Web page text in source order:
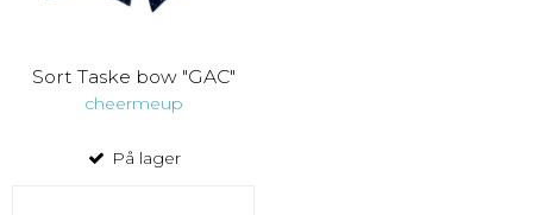
Sort Taske bow "GAC"
cheermeup
På lager